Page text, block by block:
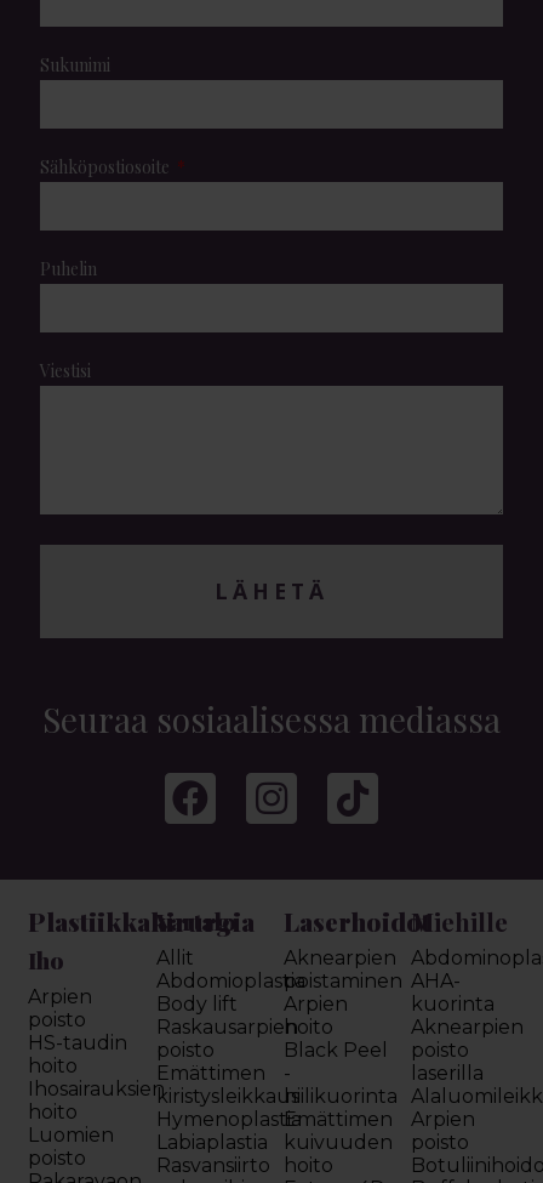
Sukunimi
Sähköpostiosoite
Puhelin
Viestisi
LÄHETÄ
Seuraa sosiaalisessa mediassa
Plastiikkakirurgia
Iho
Arpien
poisto
HS-taudin
hoito
Ihosairauksien
hoito
Luomien
poisto
Vartalo
Allit
Abdomioplastia
Body lift
Raskausarpien
poisto
Emättimen
kiristysleikkaus
Hymenoplastia
Labiaplastia
Rasvansiirto
Laserhoidot
Aknearpien
poistaminen
Arpien
hoito
Black Peel
-
hiilikuorinta
Emättimen
kuivuuden
hoito
Miehille
AHA-
kuorinta
Aknearpien
poisto
laserilla
Arpien
poisto